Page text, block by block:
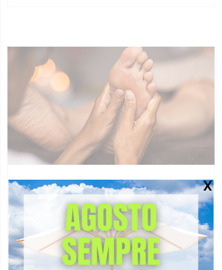
Ortopedia
11 Settembre 2019
Analisi statica e dinamica del piede
IN COSA CONSISTE L’ESAME BAROPOMETRICO ?